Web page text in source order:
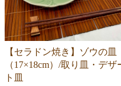
【セラドン焼き】ゾウの皿
（17×18cm）/取り皿・デザ
ト皿